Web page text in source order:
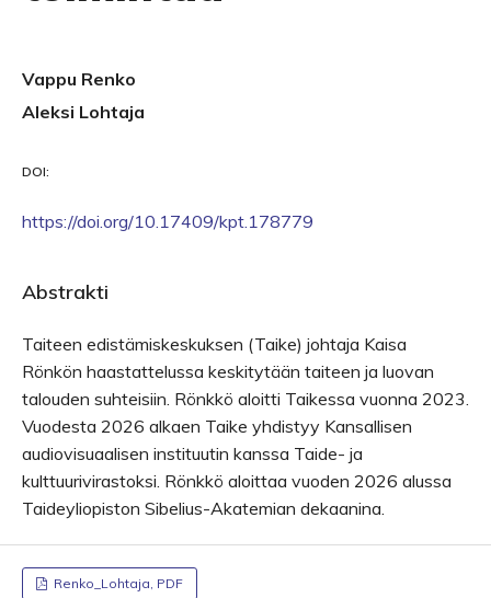
Vappu Renko
Aleksi Lohtaja
DOI:
https://doi.org/10.17409/kpt.178779
Abstrakti
Taiteen edistämiskeskuksen (Taike) johtaja Kaisa
Rönkön haastattelussa keskitytään taiteen ja luovan
talouden suhteisiin. Rönkkö aloitti Taikessa vuonna 2023.
Vuodesta 2026 alkaen Taike yhdistyy Kansallisen
audiovisuaalisen instituutin kanssa Taide- ja
kulttuurivirastoksi. Rönkkö aloittaa vuoden 2026 alussa
Taideyliopiston Sibelius-Akatemian dekaanina.
Renko_Lohtaja, PDF